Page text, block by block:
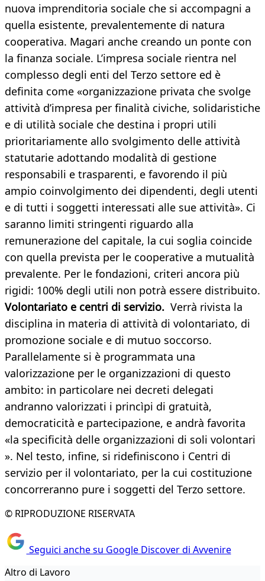
nuova imprenditoria sociale che si accompagni a
quella esistente, prevalentemente di natura
cooperativa. Magari anche creando un ponte con
la finanza sociale. L’impresa sociale rientra nel
complesso degli enti del Terzo settore ed è
definita come «organizzazione privata che svolge
attività d’impresa per finalità civiche, solidaristiche
e di utilità sociale che destina i propri utili
prioritariamente allo svolgimento delle attività
statutarie adottando modalità di gestione
responsabili e trasparenti, e favorendo il più
ampio coinvolgimento dei dipendenti, degli utenti
e di tutti i soggetti interessati alle sue attività». Ci
saranno limiti stringenti riguardo alla
remunerazione del capitale, la cui soglia coincide
con quella prevista per le cooperative a mutualità
prevalente. Per le fondazioni, criteri ancora più
rigidi: 100% degli utili non potrà essere distribuito.
Volontariato e centri di servizio. Verrà rivista la
disciplina in materia di attività di volontariato, di
promozione sociale e di mutuo soccorso.
Parallelamente si è programmata una
valorizzazione per le organizzazioni di questo
ambito: in particolare nei decreti delegati
andranno valorizzati i princìpi di gratuità,
democraticità e partecipazione, e andrà favorita
«la specificità delle organizzazioni di soli volontari
». Nel testo, infine, si ridefiniscono i Centri di
servizio per il volontariato, per la cui costituzione
concorreranno pure i soggetti del Terzo settore.
© RIPRODUZIONE RISERVATA
Seguici anche su Google Discover di Avvenire
Altro di Lavoro